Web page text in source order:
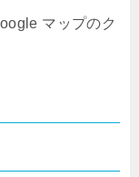
マップのク